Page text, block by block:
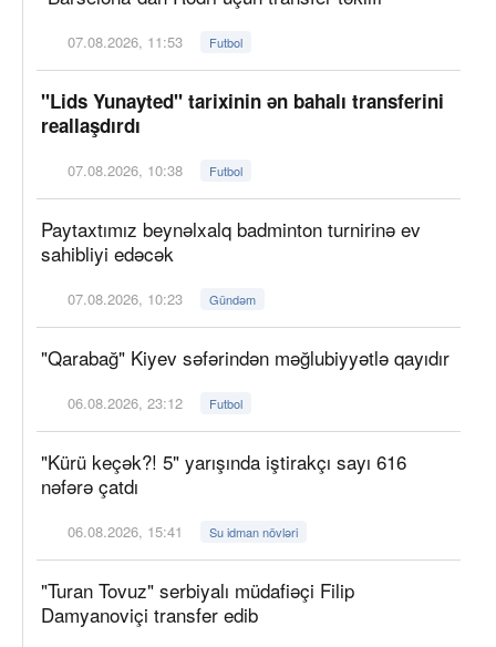
07.08.2026, 11:53 Futbol
"Lids Yunayted" tarixinin ən bahalı transferini
reallaşdırdı
07.08.2026, 10:38 Futbol
Paytaxtımız beynəlxalq badminton turnirinə ev
sahibliyi edəcək
07.08.2026, 10:23 Gündəm
"Qarabağ" Kiyev səfərindən məğlubiyyətlə qayıdır
06.08.2026, 23:12 Futbol
"Kürü keçək?! 5" yarışında iştirakçı sayı 616
nəfərə çatdı
06.08.2026, 15:41 Su idman növləri
"Turan Tovuz" serbiyalı müdafiəçi Filip
Damyanoviçi transfer edib